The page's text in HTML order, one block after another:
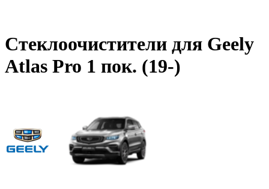
Стеклоочистители для Geely
Atlas Pro 1 пок. (19-)